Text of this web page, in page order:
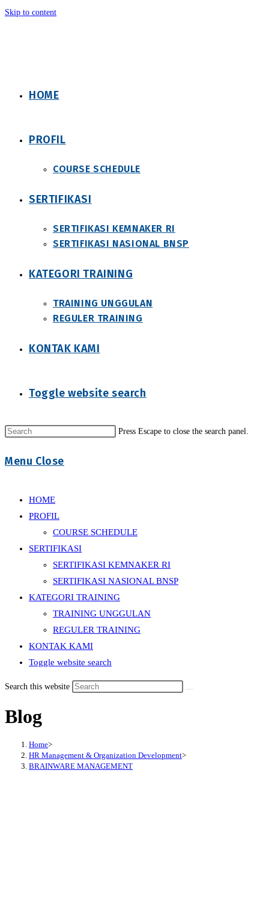
Skip to content
HOME
PROFIL
COURSE SCHEDULE
SERTIFIKASI
SERTIFIKASI KEMNAKER RI
SERTIFIKASI NASIONAL BNSP
KATEGORI TRAINING
TRAINING UNGGULAN
REGULER TRAINING
KONTAK KAMI
Toggle website search
Press Escape to close the search panel.
Menu Close
HOME
PROFIL
COURSE SCHEDULE
SERTIFIKASI
SERTIFIKASI KEMNAKER RI
SERTIFIKASI NASIONAL BNSP
KATEGORI TRAINING
TRAINING UNGGULAN
REGULER TRAINING
KONTAK KAMI
Toggle website search
Search this website
Blog
Home>
HR Management & Organization Development>
BRAINWARE MANAGEMENT